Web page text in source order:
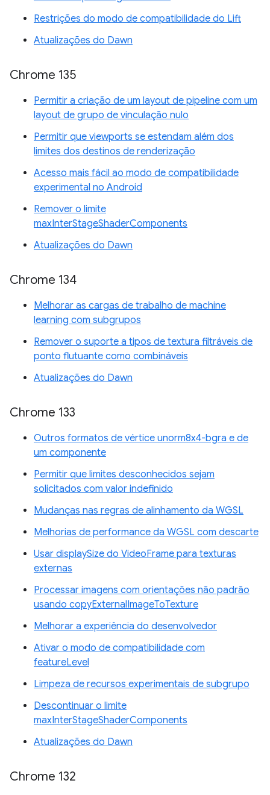
Restrições do modo de compatibilidade do Lift
Atualizações do Dawn
Chrome 135
Permitir a criação de um layout de pipeline com um
layout de grupo de vinculação nulo
Permitir que viewports se estendam além dos
limites dos destinos de renderização
Acesso mais fácil ao modo de compatibilidade
experimental no Android
Remover o limite
maxInterStageShaderComponents
Atualizações do Dawn
Chrome 134
Melhorar as cargas de trabalho de machine
learning com subgrupos
Remover o suporte a tipos de textura filtráveis de
ponto flutuante como combináveis
Atualizações do Dawn
Chrome 133
Outros formatos de vértice unorm8x4-bgra e de
um componente
Permitir que limites desconhecidos sejam
solicitados com valor indefinido
Mudanças nas regras de alinhamento da WGSL
Melhorias de performance da WGSL com descarte
Usar displaySize do VideoFrame para texturas
externas
Processar imagens com orientações não padrão
usando copyExternalImageToTexture
Melhorar a experiência do desenvolvedor
Ativar o modo de compatibilidade com
featureLevel
Limpeza de recursos experimentais de subgrupo
Descontinuar o limite
maxInterStageShaderComponents
Atualizações do Dawn
Chrome 132